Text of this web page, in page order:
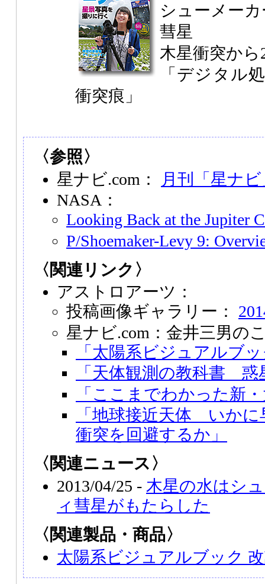
シューメー
彗星
木星衝突から
「デジタル
衝突痕」
〈参照〉
星ナビ.com：
月刊「星ナ
NASA：
Looking Back at the Jupiter
P/Shoemaker-Levy 9:
〈関連リンク〉
アストロアーツ：
投稿画像ギャラリー：
星ナビ.com：金井三男の
「太陽系ビジュアルブ
「天体観測の教科書 惑
「ここまでわかった新
「地球接近天体 いか
衝突を回避するか」
〈関連ニュース〉
2013/04/25 - 木星の水はシ
ィ彗星がもたらした
〈関連製品・商品〉
太陽系ビジュアルブック